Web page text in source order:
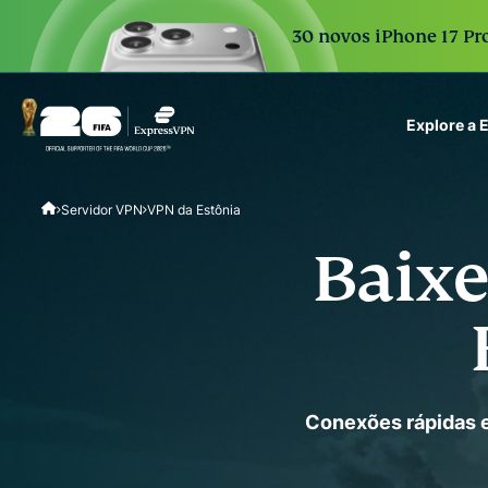
30 novos iPhone 17
Explore a
scale.
Servidor VPN VPN da Estônia
Conexões rápidas